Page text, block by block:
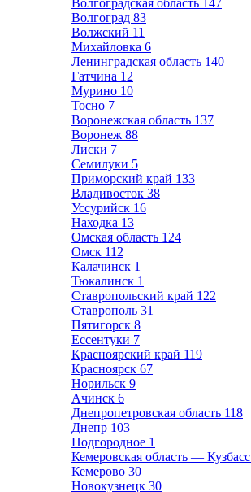
Волгоградская область 147
Волгоград 83
Волжский 11
Михайловка 6
Ленинградская область 140
Гатчина 12
Мурино 10
Тосно 7
Воронежская область 137
Воронеж 88
Лиски 7
Семилуки 5
Приморский край 133
Владивосток 38
Уссурийск 16
Находка 13
Омская область 124
Омск 112
Калачинск 1
Тюкалинск 1
Ставропольский край 122
Ставрополь 31
Пятигорск 8
Ессентуки 7
Красноярский край 119
Красноярск 67
Норильск 9
Ачинск 6
Днепропетровская область 118
Днепр 103
Подгородное 1
Кемеровская область — Кузбасс
Кемерово 30
Новокузнецк 30